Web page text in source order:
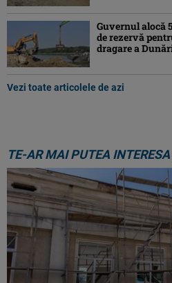
Guvernul alocă
de rezervă
dragare a
Vezi toate articolele de azi
TE-AR MAI PUTEA